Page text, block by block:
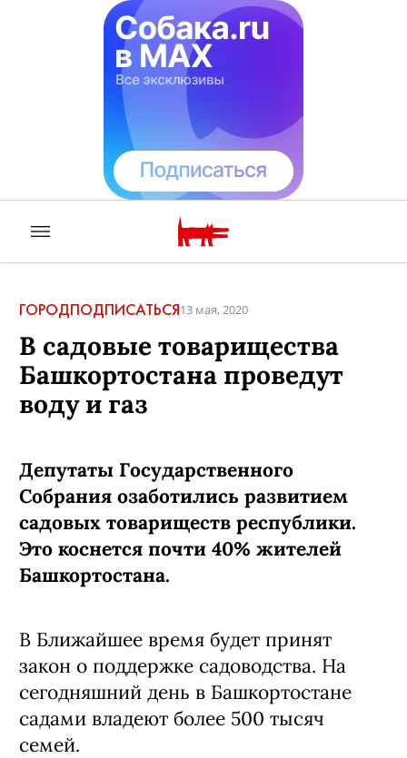
ГОРОДПОДПИСАТЬСЯ13 мая, 2020
В садовые товарищества
Башкортостана проведут
воду и газ
Депутаты Государственного
Собрания озаботились развитием
садовых товариществ республики.
Это коснется почти 40% жителей
Башкортостана.
В Ближайшее время будет принят
закон о поддержке садоводства. На
сегодняшний день в Башкортостане
садами владеют более 500 тысяч
семей.